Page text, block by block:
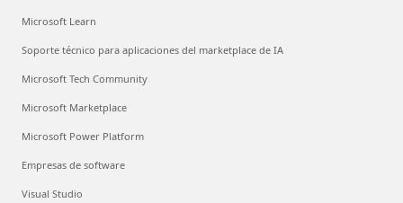
Microsoft Learn
Soporte técnico para aplicaciones del marketplace de IA
Microsoft Tech Community
Microsoft Marketplace
Microsoft Power Platform
Empresas de software
Visual Studio